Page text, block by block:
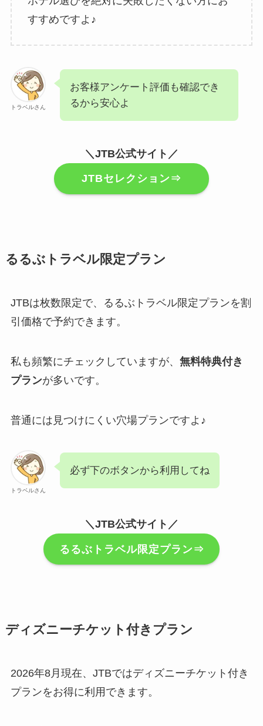
すすめですよ♪
トラベルさん
お客様アンケート評価も確認でき
るから安心よ
＼JTB公式サイト／
JTBセレクション⇒
るるぶトラベル限定プラン
JTBは枚数限定で、るるぶトラベル限定プランを割
引価格で予約できます。
私も頻繁にチェックしていますが、 無料特典付き
プランが多いです。
普通には見つけにくい穴場プランですよ♪
トラベルさん
必ず下のボタンから利用してね
＼JTB公式サイト／
るるぶトラベル限定プラン⇒
ディズニーチケット付きプラン
2026年8月現在、JTBではディズニーチケット付き
プランをお得に利用できます。